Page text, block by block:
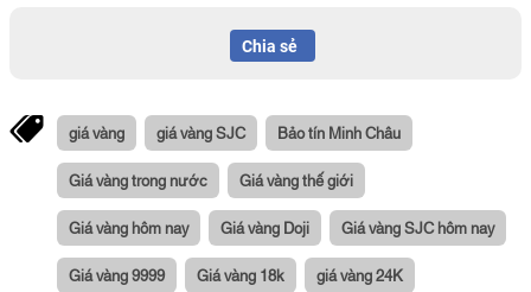
Chia sẻ
giá vàng giá vàng SJC Bảo tín Minh Châu
Giá vàng trong nước Giá vàng thế giới
Giá vàng hôm nay Giá vàng Doji Giá vàng SJC hôm nay
Giá vàng 9999 Giá vàng 18k giá vàng 24K